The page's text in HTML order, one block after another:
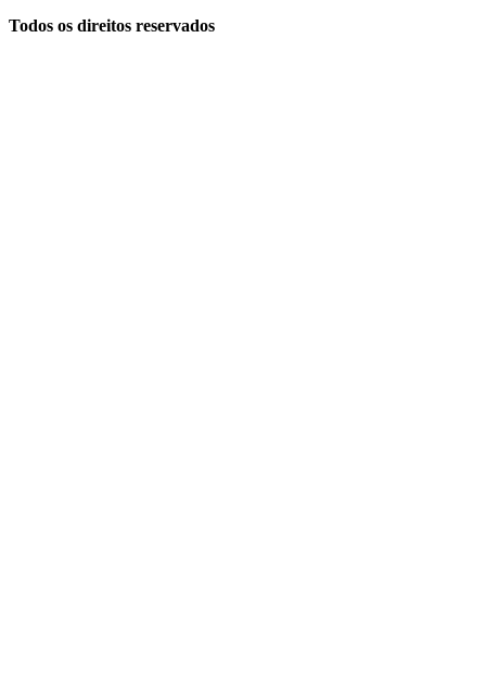
Todos os direitos reservados